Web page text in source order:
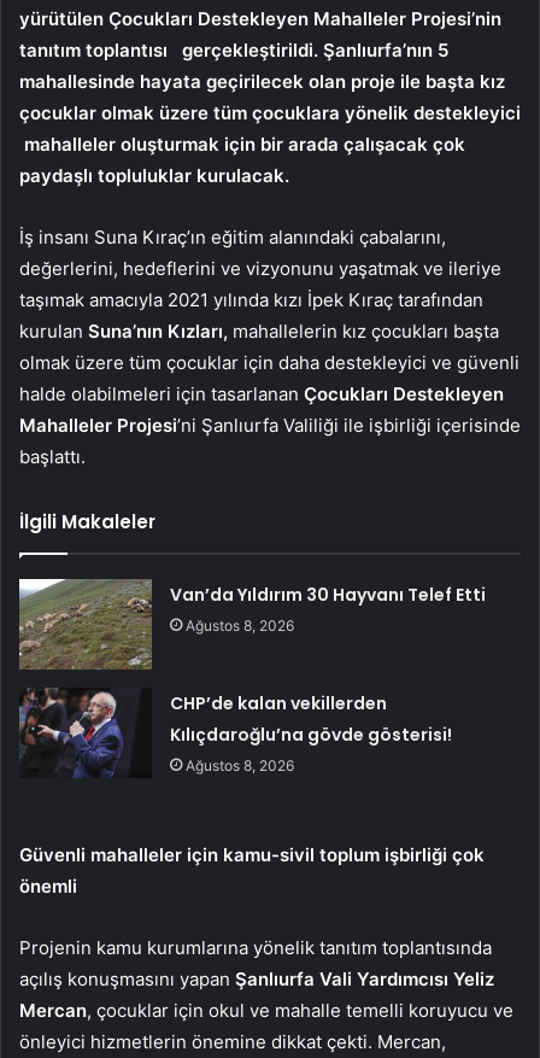
yürütülen Çocukları Destekleyen Mahalleler Projesi’nin
tanıtım toplantısı gerçekleştirildi. Şanlıurfa’nın 5
mahallesinde hayata geçirilecek olan proje ile başta kız
çocuklar olmak üzere tüm çocuklara yönelik destekleyici
mahalleler oluşturmak için bir arada çalışacak çok
paydaşlı topluluklar kurulacak.
İş insanı Suna Kıraç’ın eğitim alanındaki çabalarını,
değerlerini, hedeflerini ve vizyonunu yaşatmak ve ileriye
taşımak amacıyla 2021 yılında kızı İpek Kıraç tarafından
kurulan Suna’nın Kızları, mahallelerin kız çocukları başta
olmak üzere tüm çocuklar için daha destekleyici ve güvenli
halde olabilmeleri için tasarlanan Çocukları Destekleyen
Mahalleler Projesi’ni Şanlıurfa Valiliği ile işbirliği içerisinde
başlattı.
İlgili Makaleler
Van’da Yıldırım 30 Hayvanı Telef Etti
Ağustos 8, 2026
CHP’de kalan vekillerden
Kılıçdaroğlu’na gövde gösterisi!
Ağustos 8, 2026
Güvenli mahalleler için kamu-sivil toplum işbirliği çok
önemli
Projenin kamu kurumlarına yönelik tanıtım toplantısında
açılış konuşmasını yapan Şanlıurfa Vali Yardımcısı Yeliz
Mercan, çocuklar için okul ve mahalle temelli koruyucu ve
önleyici hizmetlerin önemine dikkat çekti. Mercan,